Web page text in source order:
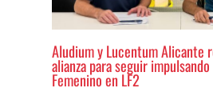
Aludium y Lucentum Alicante
alianza para seguir
Femenino en LF2